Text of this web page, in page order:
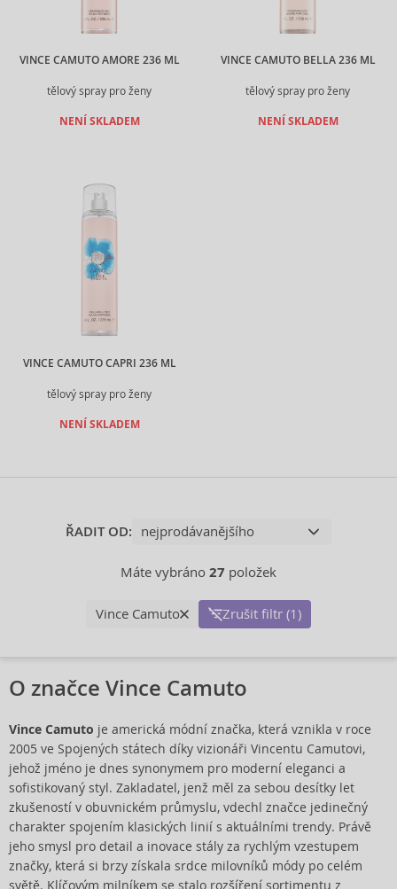
VINCE CAMUTO AMORE 236 ML
tělový spray pro ženy
NENÍ SKLADEM
VINCE CAMUTO BELLA 236 ML
tělový spray pro ženy
NENÍ SKLADEM
VINCE CAMUTO CAPRI 236 ML
tělový spray pro ženy
NENÍ SKLADEM
ŘADIT OD:
Máte vybráno 27 položek
Vince Camuto Zrušit filtr (1)
O značce Vince Camuto
Vince Camuto je americká módní značka, která vznikla v roce
2005 ve Spojených státech díky vizionáři Vincentu Camutovi,
jehož jméno je dnes synonymem pro moderní eleganci a
sofistikovaný styl. Zakladatel, jenž měl za sebou desítky let
zkušeností v obuvnickém průmyslu, vdechl značce jedinečný
charakter spojením klasických linií s aktuálními trendy. Právě
jeho smysl pro detail a inovace stály za rychlým vzestupem
značky, která si brzy získala srdce milovníků módy po celém
světě. Klíčovým milníkem se stalo rozšíření sortimentu z